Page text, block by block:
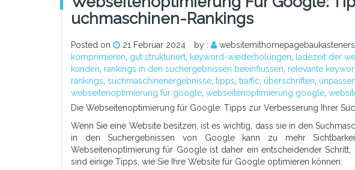
Uchmaschinen-Rankings
Posted on 21 Februar 2024 by :
komprimieren gut strukturiert keyword-wiederholungen ladezeit der
kunden rankings in den suchergebnissen beeinflussen relevante
rankings suchmaschinenergebnisse tipps traffic überschriften
webseitenoptimierung für google webseitenoptimierung google
Die Webseitenoptimierung für Google: Tipps zur Verbesserung Ihrer
Wenn Sie eine Website besitzen, ist es wichtig, dass sie in den
in den Suchergebnissen von Google kann zu mehr
Webseitenoptimierung für Google ist daher ein entscheidender
sind einige Tipps, wie Sie Ihre Website für Google optimieren können: